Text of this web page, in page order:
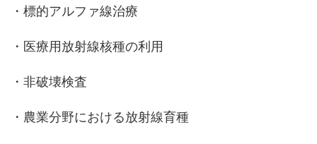
・標的アルファ線治療
・医療用放射線核種の利用
・非破壊検査
・農業分野における放射線育種